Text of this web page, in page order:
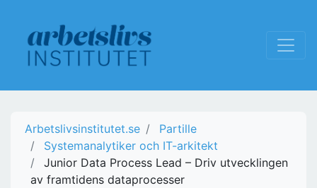
Arbetslivsinstitutet.se
Partille
Systemanalytiker och IT-arkitekt
Junior Data Process Lead – Driv utvecklingen
av framtidens dataprocesser